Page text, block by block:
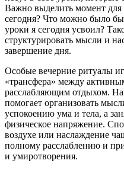
Важно выделить момент для
сегодня? Что можно было
уроки я сегодня усвоил?
структурировать мысли и
завершение дня.
Особые вечерние ритуалы
«трансфера» между
расслабляющим отдыхом.
помогает организовать
успокоению ума и тела, а
физическое напряжение.
воздухе или наслаждение
полному расслаблению и
и умиротворения.